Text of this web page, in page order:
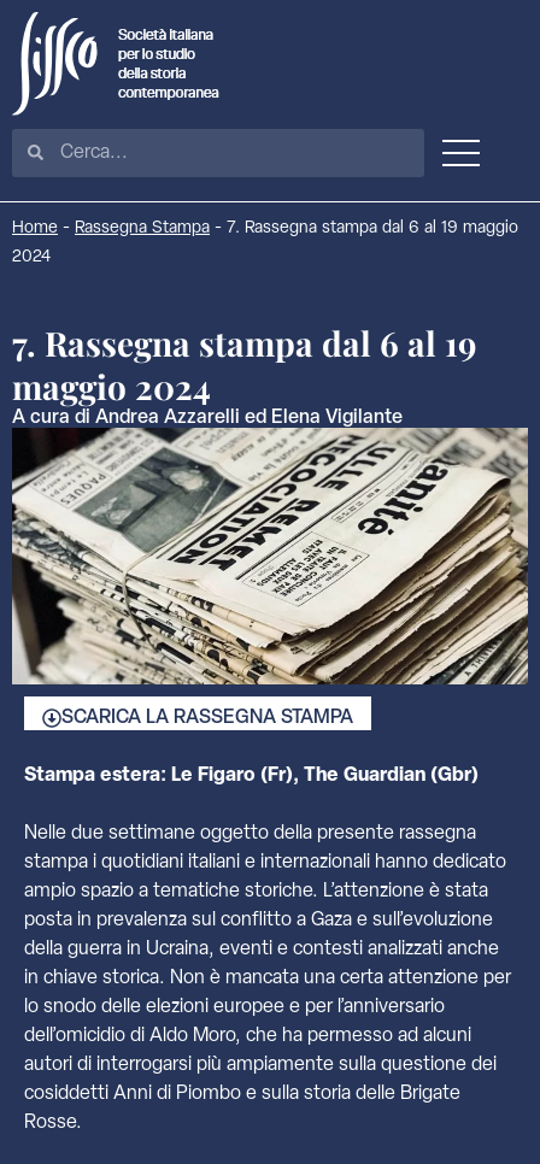
Home - Rassegna Stampa - 7. Rassegna stampa dal 6 al 19 maggio
2024
7. Rassegna stampa dal 6 al 19
maggio 2024
A cura di Andrea Azzarelli ed Elena Vigilante
SCARICA LA RASSEGNA STAMPA
Stampa estera: Le Figaro (Fr), The Guardian (Gbr)
Nelle due settimane oggetto della presente rassegna
stampa i quotidiani italiani e internazionali hanno dedicato
ampio spazio a tematiche storiche. L’attenzione è stata
posta in prevalenza sul conflitto a Gaza e sull’evoluzione
della guerra in Ucraina, eventi e contesti analizzati anche
in chiave storica. Non è mancata una certa attenzione per
lo snodo delle elezioni europee e per l’anniversario
dell’omicidio di Aldo Moro, che ha permesso ad alcuni
autori di interrogarsi più ampiamente sulla questione dei
cosiddetti Anni di Piombo e sulla storia delle Brigate
Rosse.